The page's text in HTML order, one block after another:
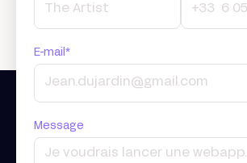
E-mail*
Message